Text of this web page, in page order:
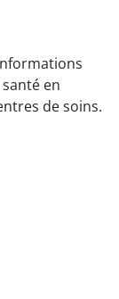
en
de soins.